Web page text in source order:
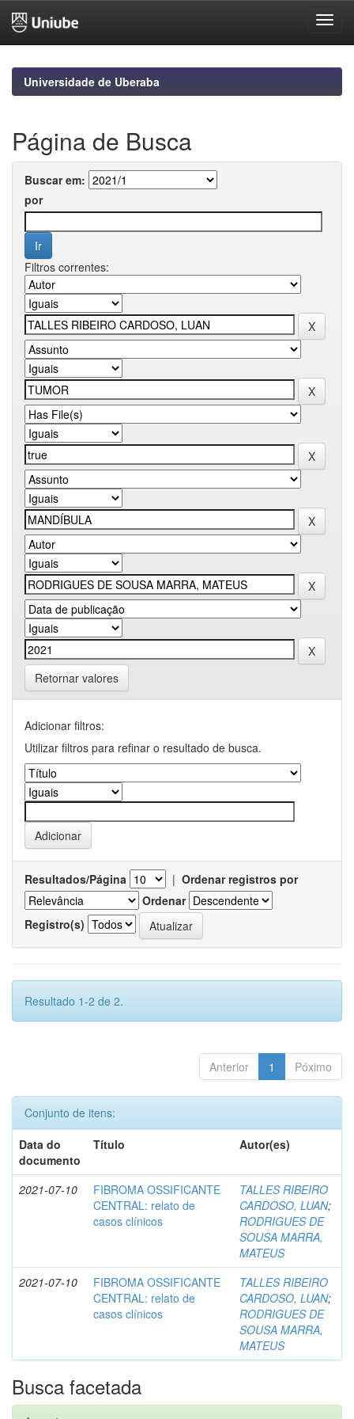
navigationUniversidade de Uberaba
Página de Busca
Buscar em:
por
Filtros correntes:
Retornar valores
Adicionar filtros:
Utilizar filtros para refinar o resultado de busca.
Resultados/Página | Ordenar registros por
Ordenar
Registro(s)
Resultado 1-2 de 2.
Anterior 1 Póximo
Conjunto de itens:
Data do
documento
Título Autor(es)
2021-07-10
FIBROMA OSSIFICANTE
CENTRAL: relato de
casos clínicos
TALLES RIBEIRO
CARDOSO, LUAN;
RODRIGUES DE
SOUSA MARRA,
MATEUS
2021-07-10
FIBROMA OSSIFICANTE
CENTRAL: relato de
casos clínicos
TALLES RIBEIRO
CARDOSO, LUAN;
RODRIGUES DE
SOUSA MARRA,
MATEUS
Busca facetada